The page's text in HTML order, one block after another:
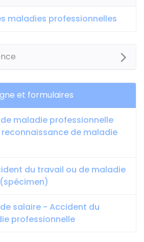
maladies professionnelles
et formulaires
maladie professionnelle
de maladie
du travail ou de maladie
salaire - Accident du
professionnelle